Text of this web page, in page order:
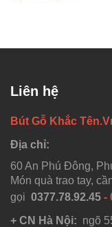
Liên hệ
Bút Gỗ Khắc
Địa chỉ:
60 An Phú Đông,
Món quà trao tay,
gọi 0377.78.92.45 -
+ CN Hà Nội: ngõ